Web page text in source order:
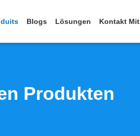
Blogs Lösungen Kontakt
Produkten